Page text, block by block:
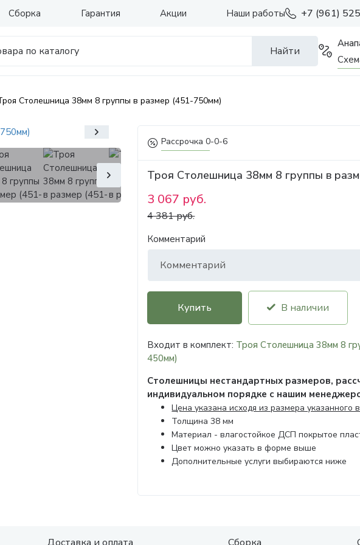
Сборка Гарантия Наши работы
Акции +7 (961)
Найти
Столешница 38мм 8 группы в размер (451-750мм)
Рассрочка 0-0-6
Троя Столешница 38мм 8 группы в
3 067 руб.
4 381 руб.
Комментарий
Купить В наличии
Входит в комплект: Троя Столешница 38мм 8
450мм)
Столешницы нестандартных размеров,
индивидуальном порядке с нашим
Цена указана исходя из размера указанного
Толщина 38 мм
Материал - влагостойкое ДСП покрытое
Цвет можно указать в форме выше
Дополнительные услуги выбираются ниже